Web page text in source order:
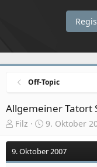
Off-Topic
Allgemeiner Tatort
E
s
t
Filz
E
s
t
9. Oktober
9. Oktober 2007